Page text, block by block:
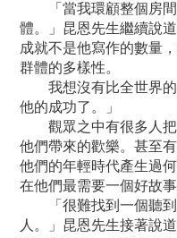
「當我環顧整個房間
體。」昆恩先生繼續說
成就不是他寫作的數量
群體的多樣性。
我想沒有比全世界的
他的成功了。」
觀眾之中有很多人把
他們帶來的歡樂。甚至
他們的年輕時代產生過
在他們最需要一個好故
「很難找到一個聽到
人。」昆恩先生接著說